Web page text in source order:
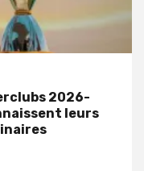
2026-
leurs